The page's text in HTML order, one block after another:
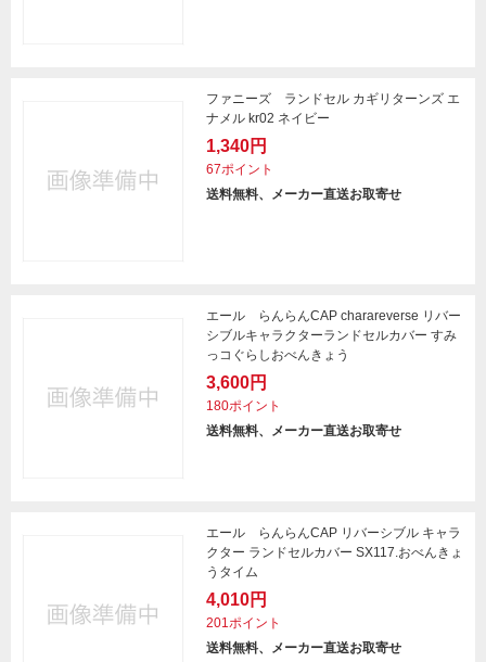
ファニーズ ランドセル カギリターンズ エ
ナメル kr02 ネイビー
1,340円
67ポイント
送料無料、メーカー直送お取寄せ
エール らんらんCAP charareverse リバー
シブルキャラクターランドセルカバー すみ
っコぐらしおべんきょう
3,600円
180ポイント
送料無料、メーカー直送お取寄せ
エール らんらんCAP リバーシブル キャラ
クター ランドセルカバー SX117.おべんきょ
うタイム
4,010円
201ポイント
送料無料、メーカー直送お取寄せ